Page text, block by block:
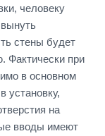
человеку
стены будет
при
в основном
установку,
на
вводы имеют